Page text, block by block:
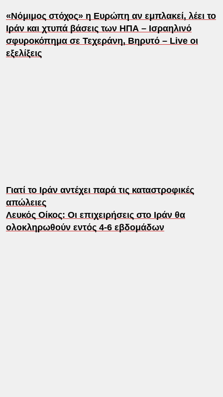
«Νόμιμος στόχος» η Ευρώπη αν εμπλακεί, λέει το
Ιράν και χτυπά βάσεις των ΗΠΑ – Ισραηλινό
σφυροκόπημα σε Τεχεράνη, Βηρυτό – Live οι
εξελίξεις
Γιατί το Ιράν αντέχει παρά τις καταστροφικές
απώλειες
Λευκός Οίκος: Οι επιχειρήσεις στο Ιράν θα
ολοκληρωθούν εντός 4-6 εβδομάδων